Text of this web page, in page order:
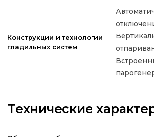
Конструкции и технологии
гладильных систем
Технические